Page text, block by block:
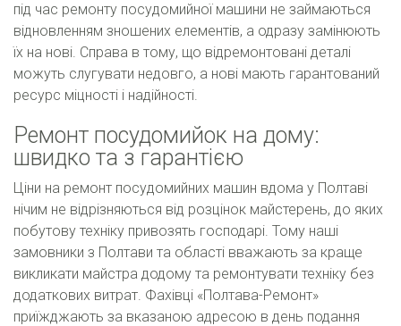
під час ремонту посудомийної машини не займаються
відновленням зношених елементів, а одразу замінюють
їх на нові. Справа в тому, що відремонтовані деталі
можуть слугувати недовго, а нові мають гарантований
ресурс міцності і надійності.
Ремонт посудомийок на дому:
швидко та з гарантією
Ціни на ремонт посудомийних машин вдома у Полтаві
нічим не відрізняються від розцінок майстерень, до яких
побутову техніку привозять господарі. Тому наші
замовники з Полтави та області вважають за краще
викликати майстра додому та ремонтувати техніку без
додаткових витрат. Фахівці «Полтава-Ремонт»
приїжджають за вказаною адресою в день подання